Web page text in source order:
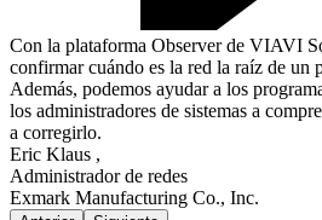
Con la plataforma Observer de VIAVI
confirmar cuándo es la red la raíz de un
Además, podemos ayudar a los
los administradores de sistemas a
a corregirlo.
Eric Klaus ,
Administrador de redes
Exmark Manufacturing Co., Inc.